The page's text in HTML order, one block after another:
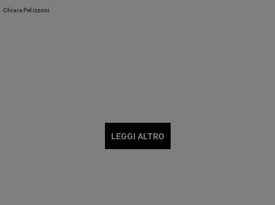
esperta Paola Spotorno.
Chiara Pelizzoni
LEGGI ALTRO